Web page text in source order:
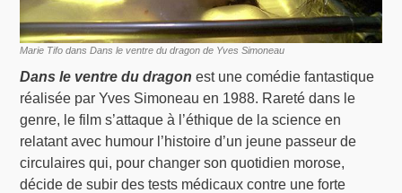
Marie Tifo dans Dans le ventre du dragon de Yves Simoneau
Dans le ventre du dragon est une comédie fantastique
réalisée par Yves Simoneau en 1988. Rareté dans le
genre, le film s’attaque à l’éthique de la science en
relatant avec humour l’histoire d’un jeune passeur de
circulaires qui, pour changer son quotidien morose,
décide de subir des tests médicaux contre une forte